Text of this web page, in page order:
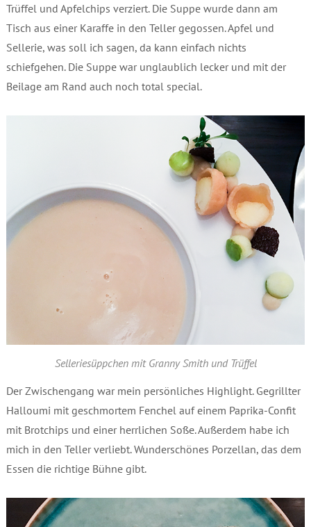
Trüffel und Apfelchips verziert. Die Suppe wurde dann am
Tisch aus einer Karaffe in den Teller gegossen. Apfel und
Sellerie, was soll ich sagen, da kann einfach nichts
schiefgehen. Die Suppe war unglaublich lecker und mit der
Beilage am Rand auch noch total special.
Selleriesüppchen mit Granny Smith und Trüffel
Der Zwischengang war mein persönliches Highlight. Gegrillter
Halloumi mit geschmortem Fenchel auf einem Paprika-Confit
mit Brotchips und einer herrlichen Soße. Außerdem habe ich
mich in den Teller verliebt. Wunderschönes Porzellan, das dem
Essen die richtige Bühne gibt.